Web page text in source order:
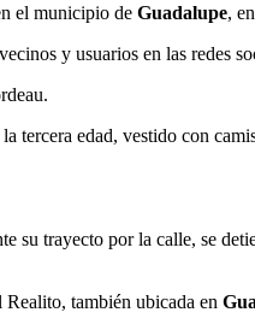
el municipio de Guadalupe,
y usuarios en las redes
edad, vestido con
trayecto por la calle, se
también ubicada en